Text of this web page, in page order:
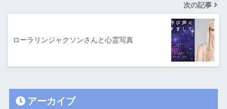
次の記事
ローラリンジャクソンさんと心霊写真
アーカイブ